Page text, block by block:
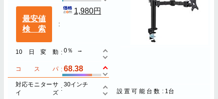
最安値
検索
1,980円
10日変動 0％
コスパ 68.38
対応モニターサ
イズ
30インチ
設置可能台数
1台